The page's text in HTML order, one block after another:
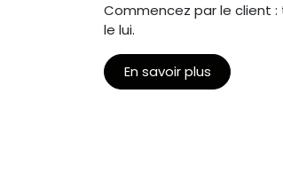
Commencez par le client
le lui.
En savoir plus